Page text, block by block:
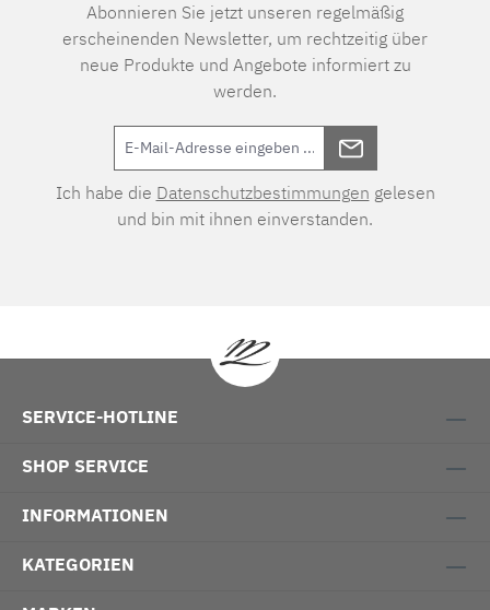
Abonnieren Sie jetzt unseren regelmäßig
erscheinenden Newsletter, um rechtzeitig über
neue Produkte und Angebote informiert zu
werden.
Ich habe die Datenschutzbestimmungen gelesen
und bin mit ihnen einverstanden.
SERVICE-HOTLINE
SHOP SERVICE
INFORMATIONEN
KATEGORIEN